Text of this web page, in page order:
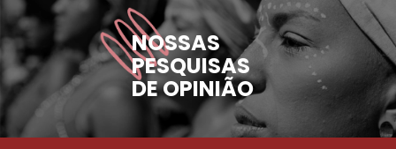
NOSSAS
PESQUISAS
DE OPINIÃO